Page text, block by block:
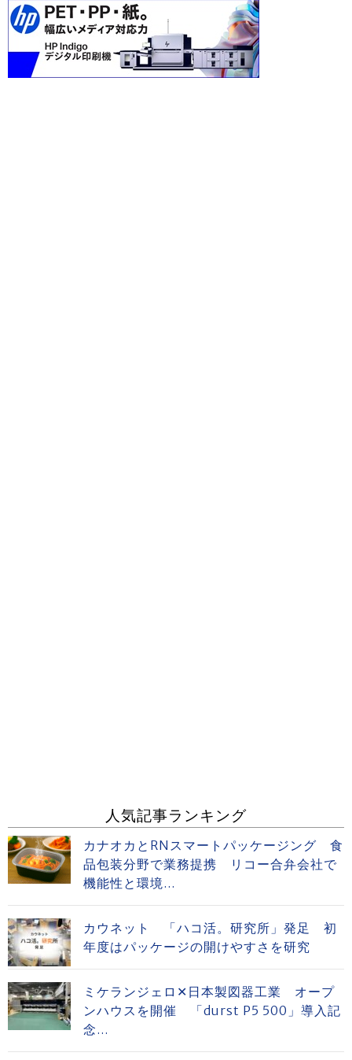
人気記事ランキング
カナオカとRNスマートパッケージング 食
品包装分野で業務提携 リコー合弁会社で
機能性と環境...
カウネット 「ハコ活。研究所」発足 初
年度はパッケージの開けやすさを研究
ミケランジェロ✕日本製図器工業 オープ
ンハウスを開催 「durst P5 500」導入記
念...